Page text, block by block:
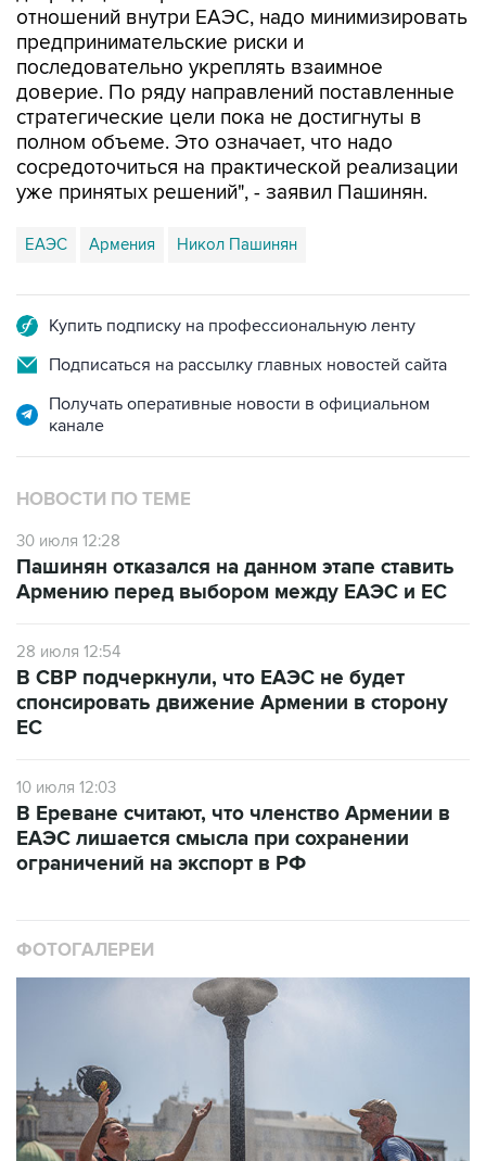
отношений внутри ЕАЭС, надо минимизировать
предпринимательские риски и
последовательно укреплять взаимное
доверие. По ряду направлений поставленные
стратегические цели пока не достигнуты в
полном объеме. Это означает, что надо
сосредоточиться на практической реализации
уже принятых решений", - заявил Пашинян.
ЕАЭС Армения Никол Пашинян
Купить подписку на профессиональную ленту
Подписаться на рассылку главных новостей сайта
Получать оперативные новости в официальном
канале
НОВОСТИ ПО ТЕМЕ
30 июля 12:28
Пашинян отказался на данном этапе ставить
Армению перед выбором между ЕАЭС и ЕС
28 июля 12:54
В СВР подчеркнули, что ЕАЭС не будет
спонсировать движение Армении в сторону
ЕС
10 июля 12:03
В Ереване считают, что членство Армении в
ЕАЭС лишается смысла при сохранении
ограничений на экспорт в РФ
ФОТОГАЛЕРЕИ